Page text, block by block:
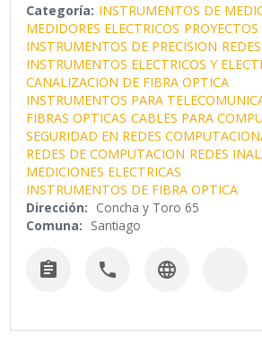
Categoría: INSTRUMENTOS DE
MEDIDORES ELECTRICOS
INSTRUMENTOS DE PRECISION
INSTRUMENTOS ELECTRICOS Y
CANALIZACION DE FIBRA OPTICA
INSTRUMENTOS PARA
FIBRAS OPTICAS CABLES PARA
SEGURIDAD EN REDES
REDES DE COMPUTACION REDES
MEDICIONES ELECTRICAS
INSTRUMENTOS DE FIBRA OPTICA
Dirección: Concha y Toro 65
Comuna: Santiago
  